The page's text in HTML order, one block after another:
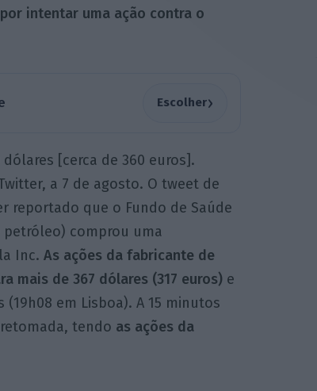
intentar uma ação contra o
Escolher›
[cerca de 360 euros].
a 7 de agosto. O tweet de
reportado que o Fundo de Saúde
petróleo) comprou uma
Inc. As ações da fabricante de
mais de 367 dólares (317 euros) e
em Lisboa). A 15 minutos
tendo as ações da